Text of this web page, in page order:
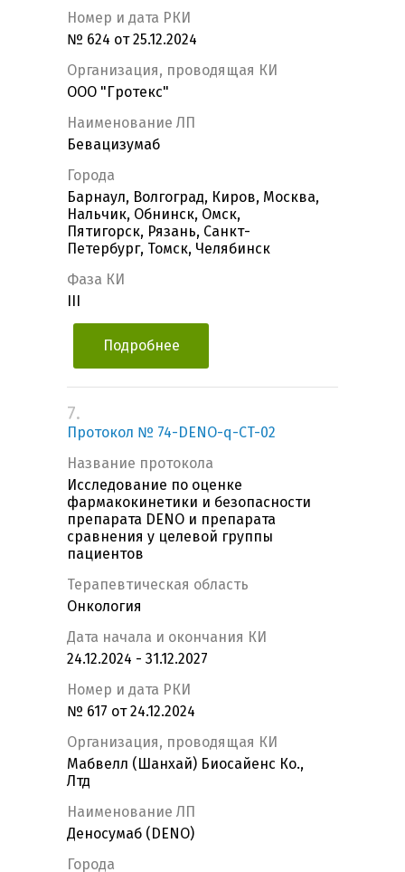
Номер и дата РКИ
№ 624 от 25.12.2024
Организация, проводящая КИ
ООО "Гротекс"
Наименование ЛП
Бевацизумаб
Города
Барнаул, Волгоград, Киров, Москва,
Нальчик, Обнинск, Омск,
Пятигорск, Рязань, Санкт-
Петербург, Томск, Челябинск
Фаза КИ
Подробнее
7.
Протокол № 74-DENO-q-CT-02
Название протокола
Исследование по оценке
фармакокинетики и безопасности
препарата DENO и препарата
сравнения у целевой группы
пациентов
Терапевтическая область
Онкология
Дата начала и окончания КИ
24.12.2024 - 31.12.2027
Номер и дата РКИ
№ 617 от 24.12.2024
Организация, проводящая КИ
Мабвелл (Шанхай) Биосайенс Ко.,
Лтд
Наименование ЛП
Деносумаб (DENO)
Города